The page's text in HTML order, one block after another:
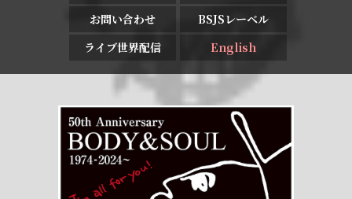
お問い合わせ
BSJSレーベル
ライブ世界配信
English